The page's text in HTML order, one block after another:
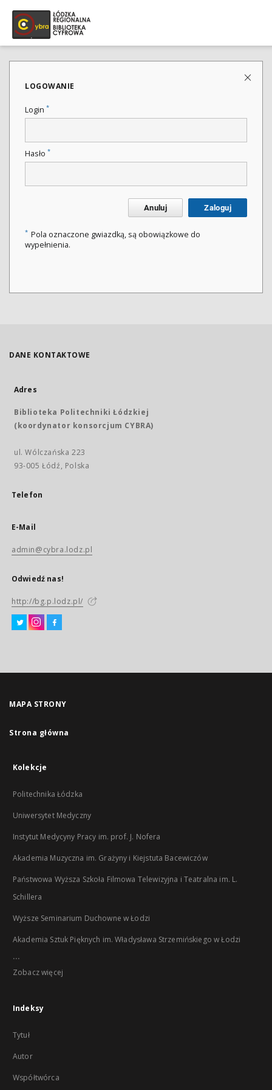
LOGOWANIE
Login *
Hasło *
Anuluj Zaloguj
* Pola oznaczone gwiazdką, są obowiązkowe do
wypełnienia.
DANE KONTAKTOWE
Adres
Biblioteka Politechniki Łódzkiej
(koordynator konsorcjum CYBRA)
ul. Wólczańska 223
93-005 Łódź, Polska
Telefon
E-Mail
admin@cybra.lodz.pl
Odwiedź nas!
http://bg.p.lodz.pl/
MAPA STRONY
Strona główna
Kolekcje
Politechnika Łódzka
Uniwersytet Medyczny
Instytut Medycyny Pracy im. prof. J. Nofera
Akademia Muzyczna im. Grażyny i Kiejstuta Bacewiczów
Państwowa Wyższa Szkoła Filmowa Telewizyjna i Teatralna im. L.
Schillera
Wyższe Seminarium Duchowne w Łodzi
Akademia Sztuk Pięknych im. Władysława Strzemińskiego w Łodzi
...
Zobacz więcej
Indeksy
Tytuł
Autor
Współtwórca